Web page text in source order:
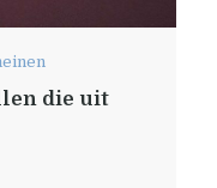
die uit